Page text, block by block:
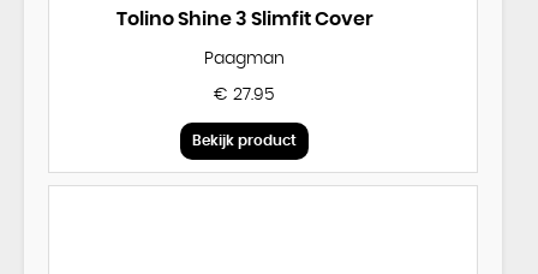
Tolino Shine 3 Slimfit Cover
Paagman
€ 27.95
Bekijk product